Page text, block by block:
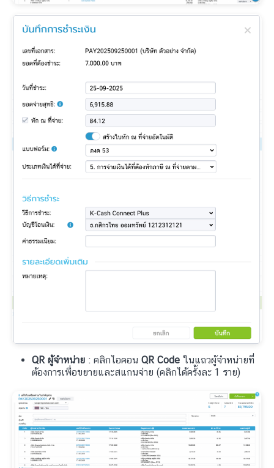
QR ผู้จำหน่าย : คลิกไอคอน QR Code ในแถวผู้จำหน่ายที่
ต้องการเพื่อขยายและสแกนจ่าย (คลิกได้ครั้งละ 1 ราย)